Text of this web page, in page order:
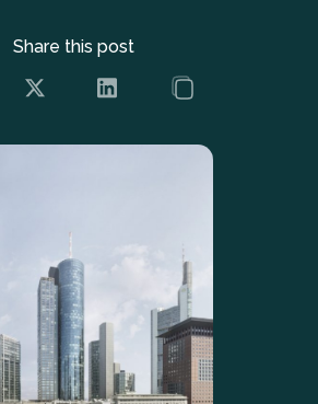
Share this post